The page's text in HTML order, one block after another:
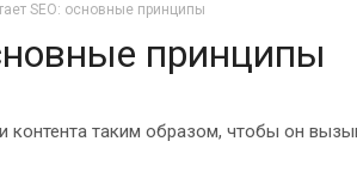
SEO: основные принципы
принципы
контента таким образом, чтобы он